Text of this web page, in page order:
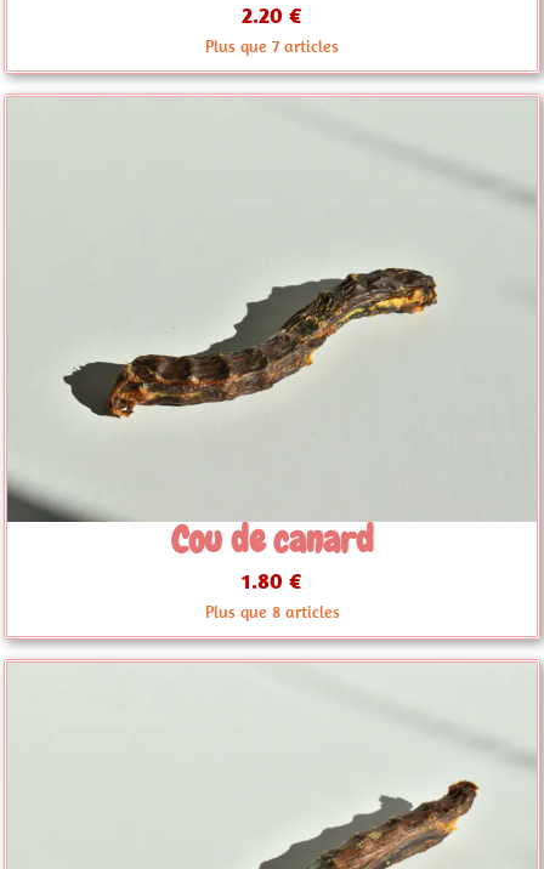
2.20 €
Plus que 7 articles
Cou de canard
1.80 €
Plus que 8 articles